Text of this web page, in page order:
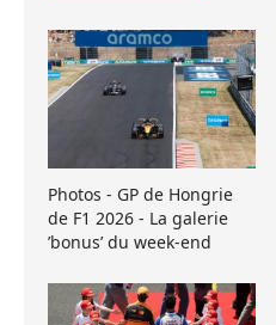
Photos - GP de Hongrie
de F1 2026 - La galerie
’bonus’ du week-end